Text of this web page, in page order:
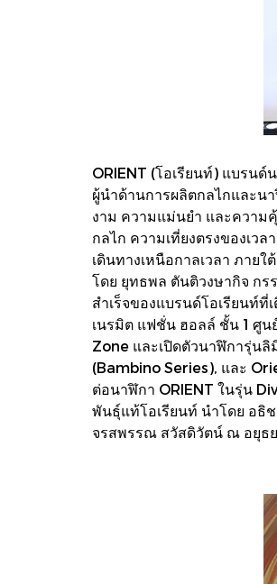
ORIENT (โอเรียนท์) แบรน
ผู้นำด้านการผลิตกลไกและน
งาม ความแม่นยำ และความ
กลไก ความเที่ยงตรงของเว
เดินทางเหนือกาลเวลา ภาย
โดย ยุทธพล ตันติวงษากิจ กร
สำเร็จของแบรนด์โอเรียนท์
เนรมิต แฟชั่น ฮอลล์ ชั้น 1 ศู
Zone และเปิดตัวนาฬิการุ่น
(Bambino Series), และ
ต่อนาฬิกา ORIENT ในรุ่น
พันธุ์แท้โอเรียนท์ นำโดย อธิ
จรสพรรณ สวัสดิวัตน์ ณ อยุธ